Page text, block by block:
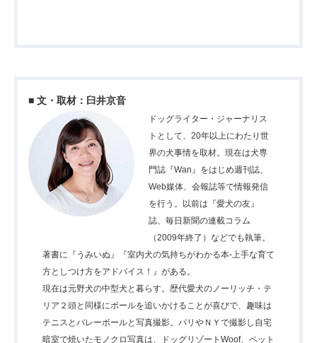
■ 文・取材：臼井京音
ドッグライター・ジャーナリス
トとして、20年以上にわたり世
界の犬事情を取材。現在は犬専
門誌『Wan』をはじめ週刊誌、
Web媒体、会報誌等で情報発信
を行う。以前は『愛犬の友』
誌、毎日新聞の連載コラム
（2009年終了）などでも執筆。
著書に『うみいぬ』『室内犬の気持ちがわかる本-上手な育て
方としつけ方をアドバイス！』がある。
現在は元野犬の中型犬と暮らす。歴代愛犬のノーリッチ・テ
リア２頭と同様にボールを追いかけることが喜びで、趣味は
テニスとバレーボールと写真撮影。パリやＮＹで撮影し自宅
暗室で焼いたモノクロ写真は、ドッグリゾートWoof、ペット